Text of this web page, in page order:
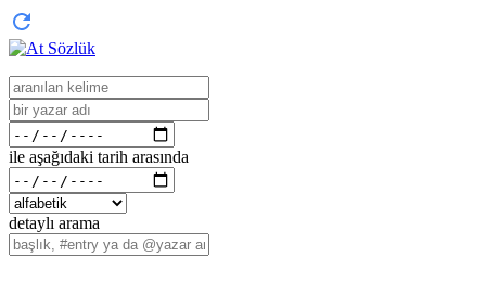
ile aşağıdaki tarih arasında
detaylı arama